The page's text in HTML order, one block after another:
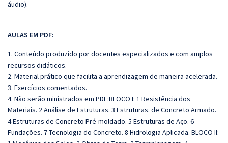
áudio).
AULAS EM PDF:
1. Conteúdo produzido por docentes especializados e com amplos
recursos didáticos.
2. Material prático que facilita a aprendizagem de maneira acelerada.
3. Exercícios comentados.
4. Não serão ministrados em PDF:BLOCO I: 1 Resistência dos
Materiais. 2 Análise de Estruturas. 3 Estruturas. de Concreto Armado.
4 Estruturas de Concreto Pré-moldado. 5 Estruturas de Aço. 6
Fundações. 7 Tecnologia do Concreto. 8 Hidrologia Aplicada. BLOCO II: